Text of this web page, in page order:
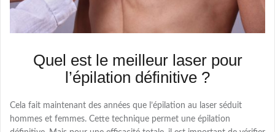
Quel est le meilleur laser pour
l’épilation définitive ?
Cela fait maintenant des années que l’épilation au laser séduit
hommes et femmes. Cette technique permet une épilation